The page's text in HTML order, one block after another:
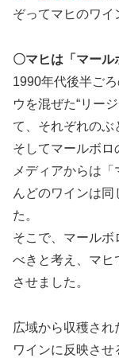
ぞってマヒのワイ
〇マヒは「マール
1990年代後半ご
ウを混ぜた“リー
て、それぞれのぶ
そしてマールボ
メディアからは
んどのワインは
た。
そこで、マールボ
べきと考え、マヒ
させました。
広域から収穫さ
ワインに反映させ